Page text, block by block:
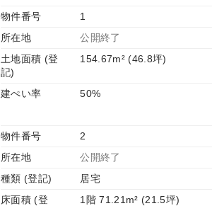
物件番号 1
所在地
公開終了
土地面積 (登
記)
154.67m² (46.8坪)
建ぺい率
50%
物件番号 2
所在地
公開終了
種類 (登記)
居宅
床面積 (登
1階 71.21m² (21.5坪)